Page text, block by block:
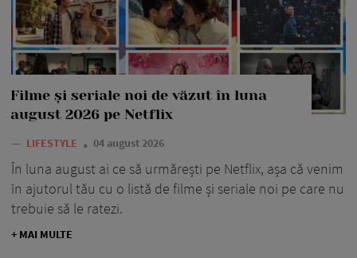
Filme și seriale noi de văzut în luna
august 2026 pe Netflix
— LIFESTYLE 04 august 2026
În luna august ai ce să urmărești pe Netflix, așa că venim
în ajutorul tău cu o listă de filme și seriale noi pe care nu
trebuie să le ratezi.
+ MAI MULTE